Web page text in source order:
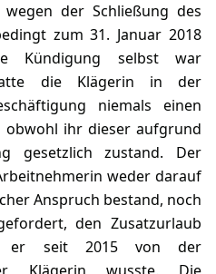
der Schließung des
zum 31. Januar 2018
Kündigung selbst war
die Klägerin in der
niemals einen
obwohl ihr dieser aufgrund
gesetzlich zustand. Der
weder darauf
Anspruch bestand, noch
den Zusatzurlaub
er seit 2015 von der